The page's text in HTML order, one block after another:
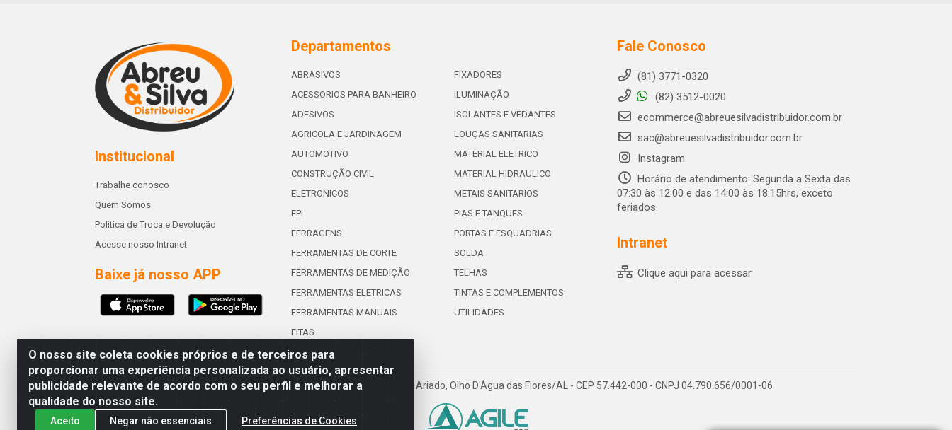
O nosso site coleta cookies próprios e de terceiros para
proporcionar uma experiência personalizada ao usuário, apresentar
publicidade relevante de acordo com o seu perfil e melhorar a
qualidade do nosso site.
Aceito Negar não essenciais Preferências de Cookies
Institucional
Trabalhe conosco
Quem Somos
Política de Troca e Devolução
Acesse nosso Intranet
Baixe já nosso APP
Departamentos
ABRASIVOS
ACESSORIOS PARA BANHEIRO
ADESIVOS
AGRICOLA E JARDINAGEM
AUTOMOTIVO
CONSTRUÇÃO CIVIL
ELETRONICOS
EPI
FERRAGENS
FERRAMENTAS DE CORTE
FERRAMENTAS DE MEDIÇÃO
FERRAMENTAS ELETRICAS
FERRAMENTAS MANUAIS
FITAS
FIXADORES
ILUMINAÇÃO
ISOLANTES E VEDANTES
LOUÇAS SANITARIAS
MATERIAL ELETRICO
MATERIAL HIDRAULICO
METAIS SANITARIOS
PIAS E TANQUES
PORTAS E ESQUADRIAS
SOLDA
TELHAS
TINTAS E COMPLEMENTOS
UTILIDADES
Fale Conosco
(81) 3771-0320
(82) 3512-0020
ecommerce@abreuesilvadistribuidor.com.br
sac@abreuesilvadistribuidor.com.br
Instagram
Horário de atendimento: Segunda a Sexta das
07:30 às 12:00 e das 14:00 às 18:15hrs, exceto
feriados.
Intranet
Clique aqui para acessar
Abreu & Silva - Rua Padre Jose de Souza Leite, 265 - Ariado, Olho D'Água das Flores/AL - CEP 57.442-000 - CNPJ 04.790.656/0001-06